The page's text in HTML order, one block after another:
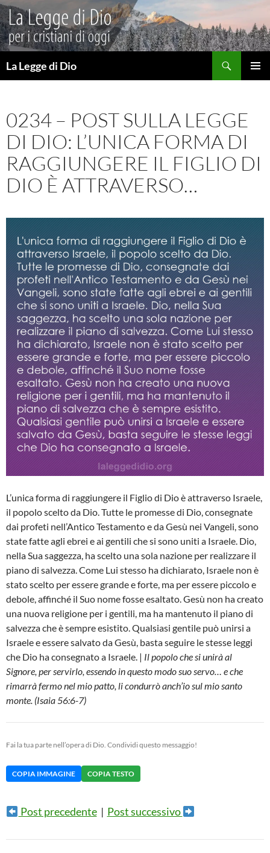
Vai
al
contenuto
La Legge di Dio
0234 – POST SULLA LEGGE
DI DIO: L’UNICA FORMA DI
RAGGIUNGERE IL FIGLIO DI
DIO È ATTRAVERSO…
L’unica forma di raggiungere il Figlio di Dio è attraverso Israele,
il popolo scelto da Dio. Tutte le promesse di Dio, consegnate
dai profeti nell’Antico Testamento e da Gesù nei Vangeli, sono
state fatte agli ebrei e ai gentili che si sono uniti a Israele. Dio,
nella Sua saggezza, ha scelto una sola nazione per realizzare il
piano di salvezza. Come Lui stesso ha dichiarato, Israele non è
stato scelto per essere grande e forte, ma per essere piccolo e
debole, affinché il Suo nome fosse esaltato. Gesù non ha creato
una nuova religione per i gentili, ma ha mantenuto il piano di
salvezza che è sempre esistito. Qualsiasi gentile può unirsi a
Israele e essere salvato da Gesù, basta seguire le stesse leggi
che Dio ha consegnato a Israele. | Il popolo che si unirà al
Signore, per servirlo, essendo in questo modo suo servo… e che
rimarrà fermo nel mio patto, li condurrò anch’io sul mio santo
monte. (Isaia 56:6-7)
Fai la tua parte nell’opera di Dio. Condividi questo messaggio!
COPIA IMMAGINE COPIA TESTO
Post precedente| Post successivo